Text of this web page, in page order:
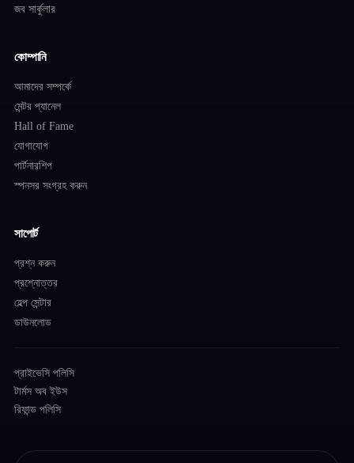
জব সার্কুলার
কোম্পানি
আমাদের সম্পর্কে
মেন্টর প্যানেল
Hall of Fame
যোগাযোগ
পার্টনারশিপ
স্পনসর সংগ্রহ করুন
সাপোর্ট
প্রশ্ন করুন
প্রশ্নোত্তর
হেল্প সেন্টার
ডাউনলোড
প্রাইভেসি পলিসি
টার্মস অব ইউস
রিফান্ড পলিসি